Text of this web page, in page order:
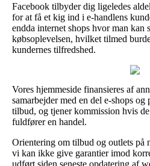
Facebook tilbyder dig ligeledes
for at få et kig ind i e-handlens
endda internet shops hvor man kan
købsoplevelsen, hvilket tilmed
kundernes tilfredshed.
Vores hjemmeside finansieres af
samarbejder med en del e-shops
tilbud, og tjener kommission hvis
fuldfører en handel.
Orientering om tilbud og outlets på
vi kan ikke give garantier imod
udført siden seneste opdatering af